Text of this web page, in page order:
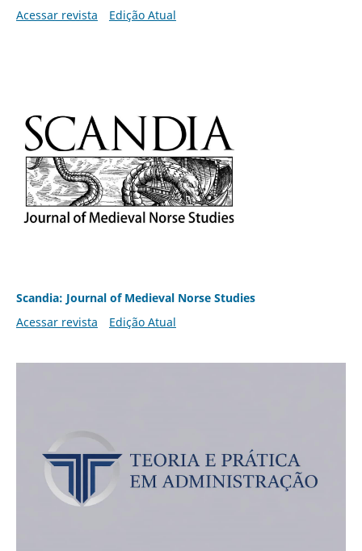
Acessar revista
Edição Atual
Scandia: Journal of Medieval Norse Studies
Acessar revista
Edição Atual